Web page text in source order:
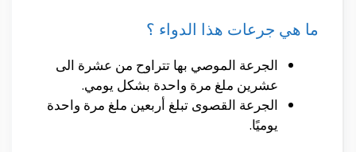
ما هي جرعات هذا الدواء ؟
الجرعة الموصي بها تتراوح من عشرة الى
عشرين ملغ مرة واحدة بشكل يومي.
الجرعة القصوى تبلغ أربعين ملغ مرة واحدة
يوميًا.